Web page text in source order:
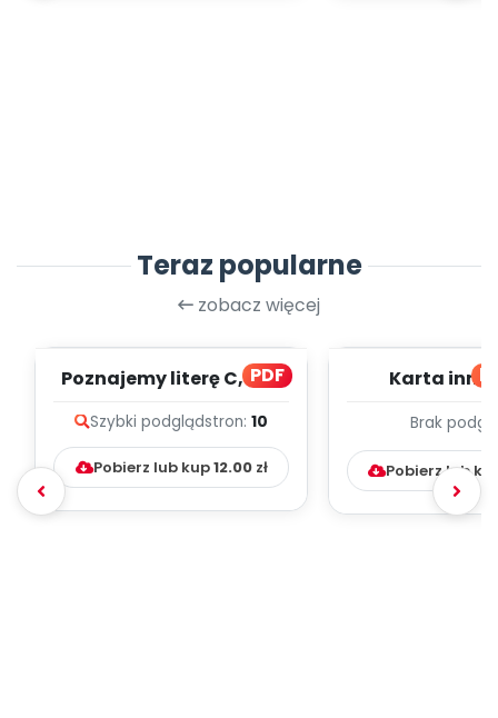
Teraz popularne
zobacz więcej
PDF
Poznajemy literę C, cz. 1
Szybki podglądstron: 10
Pobierz lub kup12.00zł
Karta
Brak
Pobierz lub